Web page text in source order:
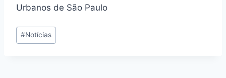
Urbanos de São Paulo
Tags
do
#Notícias